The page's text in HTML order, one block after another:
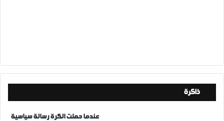
ذاكرة
عندما حملت الكرة رسالة سياسية